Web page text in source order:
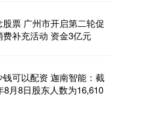
股票 广州市开启第二轮促
费补充活动 资金3亿元
钱可以配资 迦南智能：截
8月8日股东人数为16,610